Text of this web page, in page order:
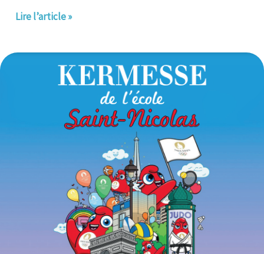
Lire l’article »